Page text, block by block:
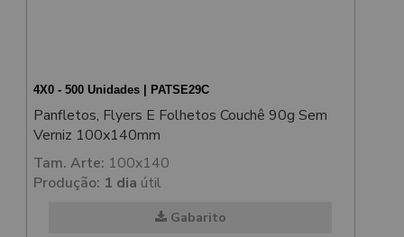
4X0 - 500 Unidades | PATSE29C
Panfletos, Flyers E Folhetos Couchê 90g Sem
Verniz 100x140mm
Tam. Arte: 100x140
Produção: 1 dia útil
Gabarito